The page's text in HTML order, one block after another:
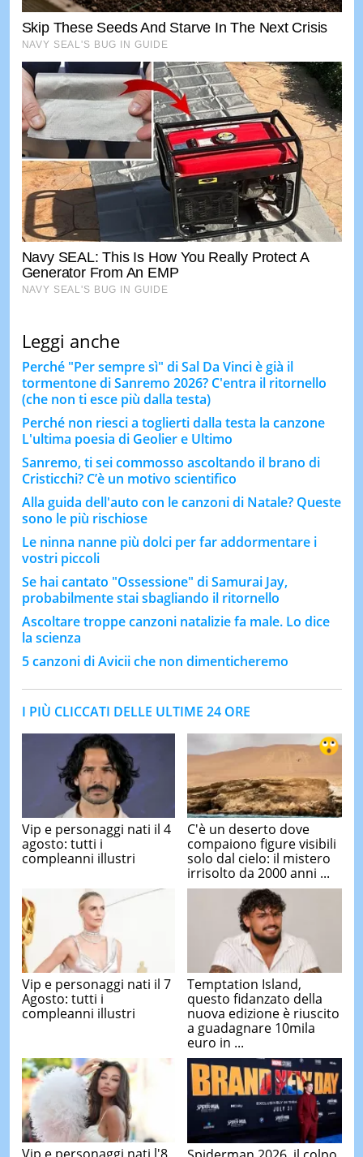
Leggi anche
Perché "Per sempre sì" di Sal Da Vinci è già il
tormentone di Sanremo 2026? C'entra il ritornello
(che non ti esce più dalla testa)
Perché non riesci a toglierti dalla testa la canzone
L'ultima poesia di Geolier e Ultimo
Sanremo, ti sei commosso ascoltando il brano di
Cristicchi? C’è un motivo scientifico
Alla guida dell'auto con le canzoni di Natale? Queste
sono le più rischiose
Le ninna nanne più dolci per far addormentare i
vostri piccoli
Se hai cantato "Ossessione" di Samurai Jay,
probabilmente stai sbagliando il ritornello
Ascoltare troppe canzoni natalizie fa male. Lo dice
la scienza
5 canzoni di Avicii che non dimenticheremo
I PIÙ CLICCATI DELLE ULTIME 24 ORE
Vip e personaggi nati il 4
agosto: tutti i
compleanni illustri
C'è un deserto dove
compaiono figure visibili
solo dal cielo: il mistero
irrisolto da 2000 anni ...
Vip e personaggi nati il 7
Agosto: tutti i
compleanni illustri
Temptation Island,
questo fidanzato della
nuova edizione è riuscito
a guadagnare 10mila
euro in ...